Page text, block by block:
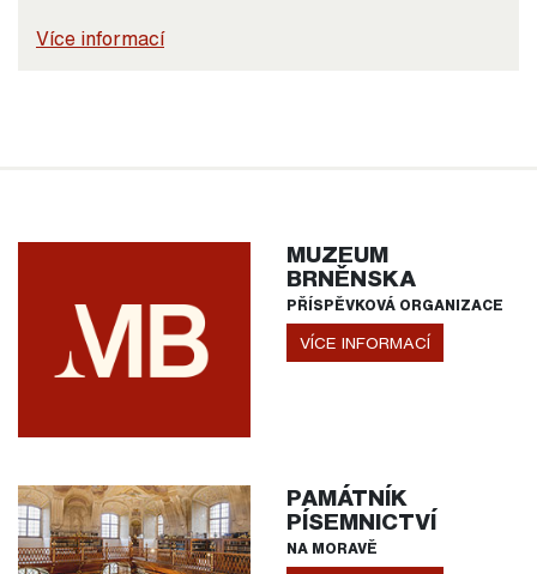
Více informací
MUZEUM
BRNĚNSKA
PŘÍSPĚVKOVÁ ORGANIZACE
VÍCE INFORMACÍ
PAMÁTNÍK
PÍSEMNICTVÍ
NA MORAVĚ